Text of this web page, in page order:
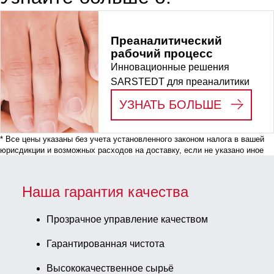
прозрачн(-
Пакет
Преаналитический
рабочий процесс
Инновационные решения
SARSTEDT для преаналитики
УЗНАТЬ БОЛЬШЕ
* Все цены указаны без учета установленного законом налога в вашей
юрисдикции и возможных расходов на доставку, если не указано иное
Наша гарантия качества
Прозрачное управление качеством
Гарантированная чистота
Высококачественное сырьё